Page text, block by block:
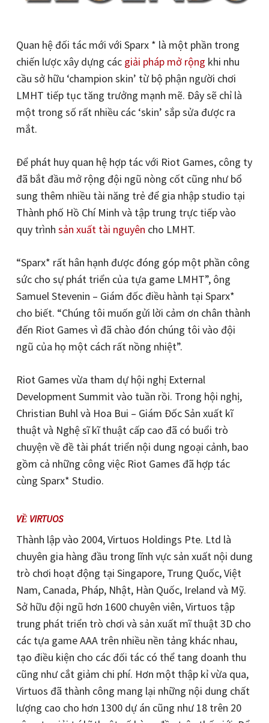
Quan hệ đối tác mới với Sparx * là một phần trong
chiến lược xây dựng các giải pháp mở rộng khi nhu
cầu sở hữu ‘champion skin’ từ bộ phận người chơi
LMHT tiếp tục tăng trưởng mạnh mẽ. Đây sẽ chỉ là
một trong số rất nhiều các ‘skin’ sắp sửa được ra
mắt.
Để phát huy quan hệ hợp tác với Riot Games, công ty
đã bắt đầu mở rộng đội ngũ nòng cốt cũng như bổ
sung thêm nhiều tài năng trẻ để gia nhập studio tại
Thành phố Hồ Chí Minh và tập trung trực tiếp vào
quy trình sản xuất tài nguyên cho LMHT.
“Sparx* rất hân hạnh được đóng góp một phần công
sức cho sự phát triển của tựa game LMHT”, ông
Samuel Stevenin – Giám đốc điều hành tại Sparx*
cho biết. “Chúng tôi muốn gửi lời cảm ơn chân thành
đến Riot Games vì đã chào đón chúng tôi vào đội
ngũ của họ một cách rất nồng nhiệt”.
Riot Games vừa tham dự hội nghị External
Development Summit vào tuần rồi. Trong hội nghị,
Christian Buhl và Hoa Bui – Giám Đốc Sản xuất kĩ
thuật và Nghệ sĩ kĩ thuật cấp cao đã có buổi trò
chuyện về đề tài phát triển nội dung ngoại cảnh, bao
gồm cả những công việc Riot Games đã hợp tác
cùng Sparx* Studio.
VỀ VIRTUOS
Thành lập vào 2004, Virtuos Holdings Pte. Ltd là
chuyên gia hàng đầu trong lĩnh vực sản xuất nội dung
trò chơi hoạt động tại Singapore, Trung Quốc, Việt
Nam, Canada, Pháp, Nhật, Hàn Quốc, Ireland và Mỹ.
Sở hữu đội ngũ hơn 1600 chuyên viên, Virtuos tập
trung phát triển trò chơi và sản xuất mĩ thuật 3D cho
các tựa game AAA trên nhiều nền tảng khác nhau,
tạo điều kiện cho các đối tác có thể tang doanh thu
cũng như cắt giảm chi phí. Hơn một thập kỉ vừa qua,
Virtuos đã thành công mang lại những nội dung chất
lượng cao cho hơn 1300 dự án cũng như 18 trên 20